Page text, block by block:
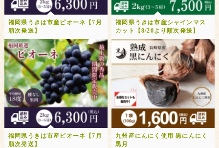
福岡県うきは市産ピオーネ【7月
順次発送】
福岡県うきは市産シャインマス
カット【8/20より順次発送】
福岡県うきは市産ピオーネ【7月
順次発送】
九州産にんにく使用 黒にんにく
黒月